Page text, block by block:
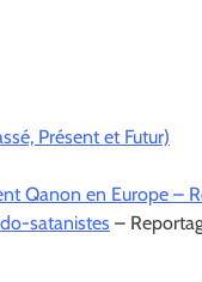
Présent et Futur)
Qanon en Europe –
satanistes –